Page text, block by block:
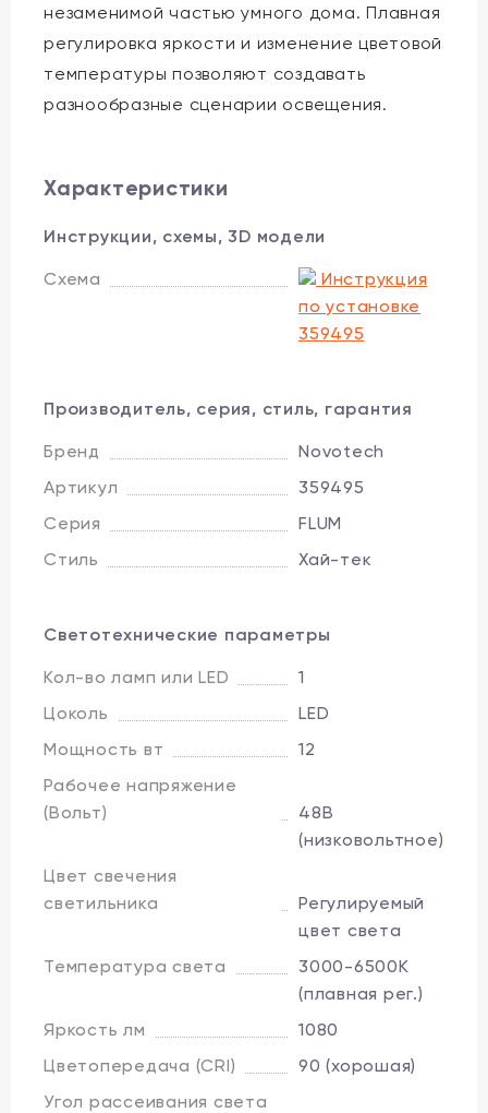
незаменимой частью умного дома. Плавная
регулировка яркости и изменение цветовой
температуры позволяют создавать
разнообразные сценарии освещения.
Характеристики
Инструкции, схемы, 3D модели
Схема
Инструкция
по установке
359495
Производитель, серия, стиль, гарантия
Бренд
Novotech
Артикул
359495
Серия
FLUM
Стиль
Хай-тек
Светотехнические параметры
Кол-во ламп или LED
1
Цоколь
LED
Мощность вт
12
Рабочее напряжение
(Вольт)
48В
(низковольтное)
Цвет свечения
светильника
Регулируемый
цвет света
Температура света
3000-6500K
(плавная рег.)
Яркость лм
1080
Цветопередача (CRI)
90 (хорошая)
Угол рассеивания света